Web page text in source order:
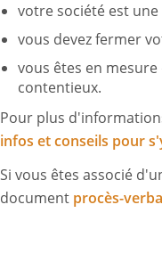
votre société est une
vous devez fermer
vous êtes en
contentieux.
Pour plus
infos et conseils pour
Si vous êtes associé
document procès-